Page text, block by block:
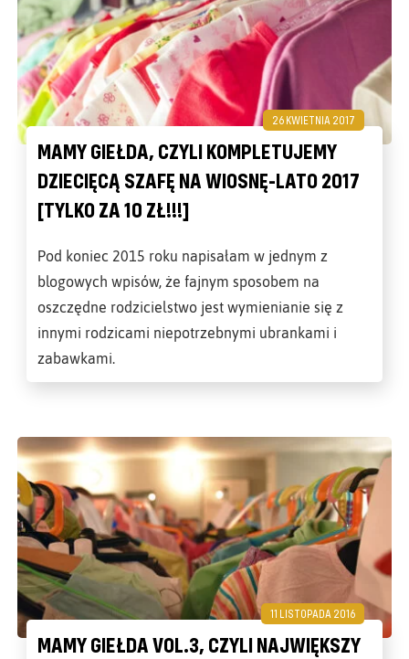
26 KWIETNIA 2017
MAMY GIEŁDA, CZYLI KOMPLETUJEMY
DZIECIĘCĄ SZAFĘ NA WIOSNĘ-LATO 2017
[TYLKO ZA 10 ZŁ!!!]
Pod koniec 2015 roku napisałam w jednym z
blogowych wpisów, że fajnym sposobem na
oszczędne rodzicielstwo jest wymienianie się z
innymi rodzicami niepotrzebnymi ubrankami i
zabawkami.
11 LISTOPADA 2016
MAMY GIEŁDA VOL.3, CZYLI NAJWIĘKSZY